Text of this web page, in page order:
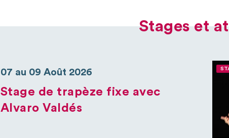
Stages et
07 au 09 Août 2026
Stage de trapèze fixe avec
Alvaro Valdés